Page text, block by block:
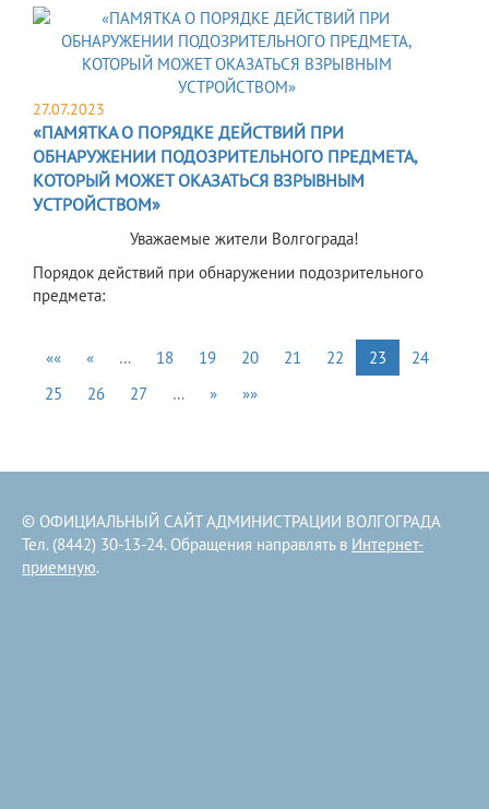
27.07.2023
«ПАМЯТКА О ПОРЯДКЕ ДЕЙСТВИЙ ПРИ
ОБНАРУЖЕНИИ ПОДОЗРИТЕЛЬНОГО ПРЕДМЕТА,
КОТОРЫЙ МОЖЕТ ОКАЗАТЬСЯ ВЗРЫВНЫМ
УСТРОЙСТВОМ»
Уважаемые жители Волгограда!
Порядок действий при обнаружении подозрительного
предмета:
«« « … 18 19 20 21 22 23
24
25
26 27 … » »»
© ОФИЦИАЛЬНЫЙ САЙТ АДМИНИСТРАЦИИ ВОЛГОГРАДА
Тел. (8442) 30-13-24. Обращения направлять в Интернет-
приемную.